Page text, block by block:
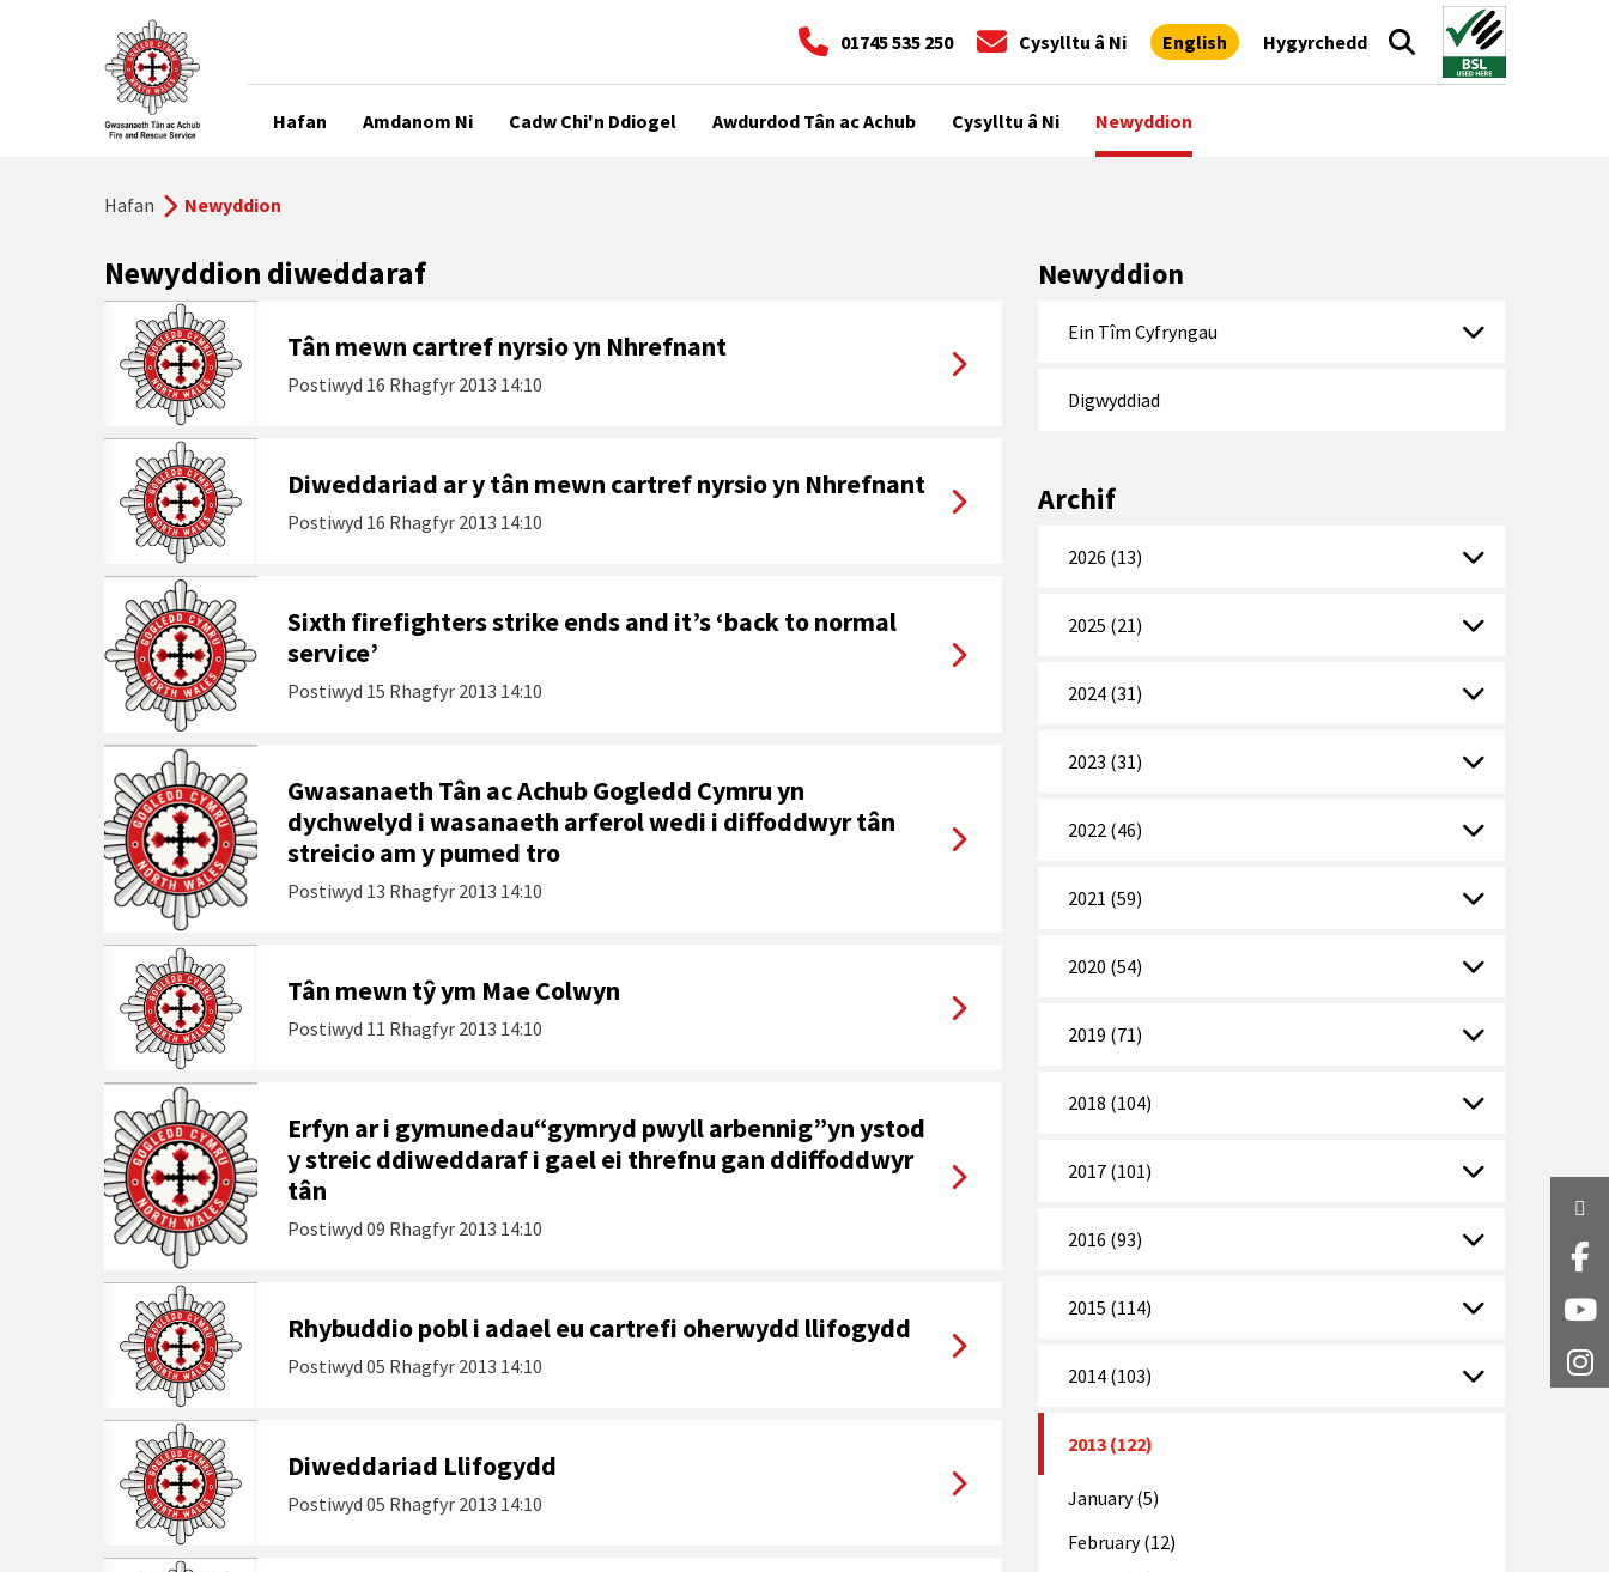
01745 535 250 Cysylltu â Ni English Hygyrchedd
Hafan Amdanom Ni Cadw Chi'n Ddiogel Awdurdod Tân ac Achub Cysylltu â Ni Newyddion
Hafan Newyddion
Newyddion diweddaraf
Tân mewn cartref nyrsio yn Nhrefnant
Postiwyd 16 Rhagfyr 2013 14:10
Diweddariad ar y tân mewn cartref nyrsio yn Nhrefnant
Postiwyd 16 Rhagfyr 2013 14:10
Sixth firefighters strike ends and it’s ‘back to normal
service’
Postiwyd 15 Rhagfyr 2013 14:10
Gwasanaeth Tân ac Achub Gogledd Cymru yn
dychwelyd i wasanaeth arferol wedi i diffoddwyr tân
streicio am y pumed tro
Postiwyd 13 Rhagfyr 2013 14:10
Tân mewn tŷ ym Mae Colwyn
Postiwyd 11 Rhagfyr 2013 14:10
Erfyn ar i gymunedau“gymryd pwyll arbennig”yn ystod
y streic ddiweddaraf i gael ei threfnu gan ddiffoddwyr
tân
Postiwyd 09 Rhagfyr 2013 14:10
Rhybuddio pobl i adael eu cartrefi oherwydd llifogydd
Postiwyd 05 Rhagfyr 2013 14:10
Diweddariad Llifogydd
Postiwyd 05 Rhagfyr 2013 14:10
Newyddion
Ein Tîm Cyfryngau
Digwyddiad
Archif
2026 (13)
2025 (21)
2024 (31)
2023 (31)
2022 (46)
2021 (59)
2020 (54)
2019 (71)
2018 (104)
2017 (101)
2016 (93)
2015 (114)
2014 (103)
2013 (122)
January (5)
February (12)